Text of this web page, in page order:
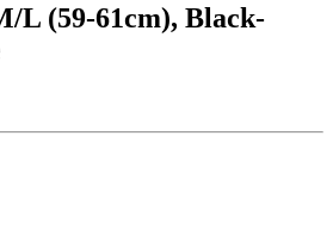
L (59-61cm), Black-